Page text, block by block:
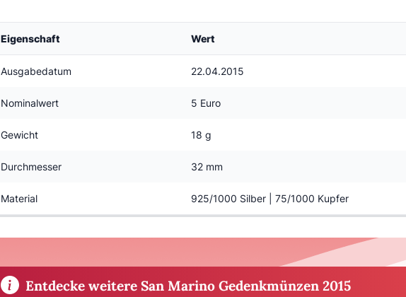
Eigenschaft Wert
Ausgabedatum 22.04.2015
Nominalwert 5 Euro
Gewicht 18 g
Durchmesser 32 mm
Material 925/1000 Silber | 75/1000 Kupfer
Entdecke weitere San Marino Gedenkmünzen 2015